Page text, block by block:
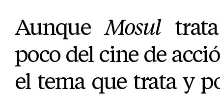
AunqueMosultrata
poco del cine de
el tema que trata y